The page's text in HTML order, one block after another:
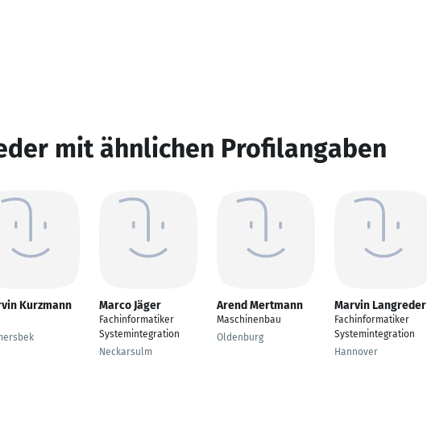
mit ähnlichen Profilangaben
Kurzmann Marco Jäger
Fachinformatiker
Systemintegration
Neckarsulm
Arend Mertmann
Maschinenbau
Oldenburg
Marvin Langreder
Fachinformatiker
Systemintegration
Hannover